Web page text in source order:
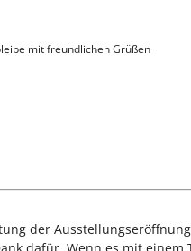
mit freundlichen Grüßen
der